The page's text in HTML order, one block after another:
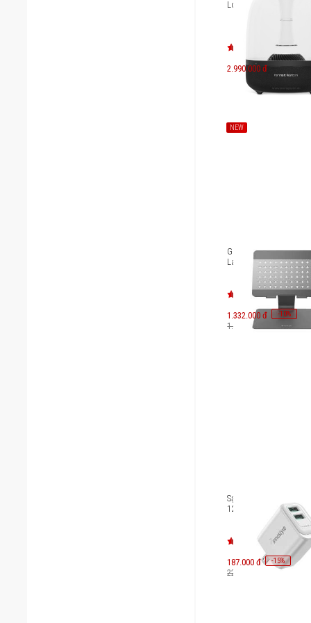
Loa Harman Kardon
2.990.000 đ
NEW
Giá đỡ HyperSpace
Laptop Stand HS1150
1.332.000 đ -10%
1.480.000 đ
Sạc Innostyle Minigo 2
12W Smart AI Charging
1
187.000 đ -15%
220.000 đ